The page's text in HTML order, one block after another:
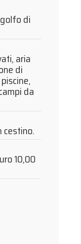
di
aria
di
da
cestino.
10,00